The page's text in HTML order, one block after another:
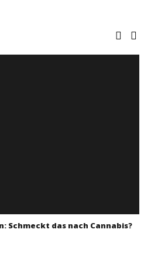
Schmeckt das nach Cannabis?